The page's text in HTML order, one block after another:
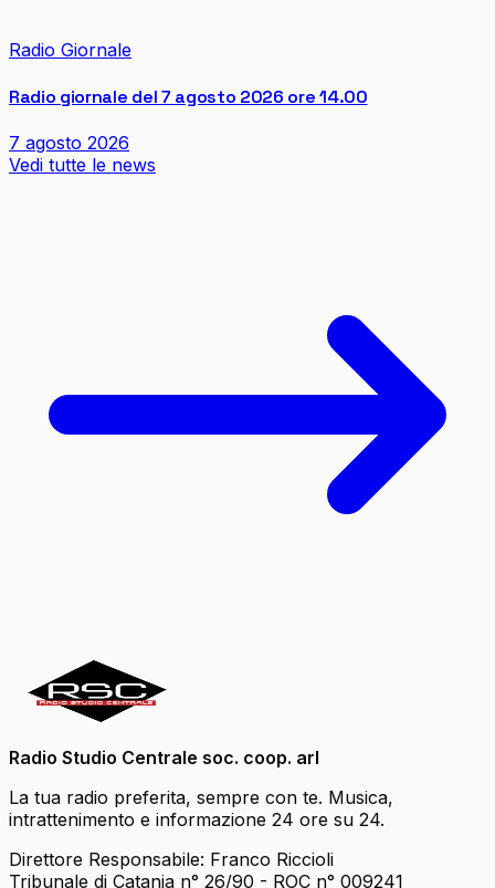
Radio Giornale
Radio giornale del 7 agosto 2026 ore 14.00
7 agosto 2026
Vedi tutte le news
Radio Studio Centrale soc. coop. arl
La tua radio preferita, sempre con te. Musica,
intrattenimento e informazione 24 ore su 24.
Direttore Responsabile: Franco Riccioli
Tribunale di Catania n° 26/90 - ROC n° 009241